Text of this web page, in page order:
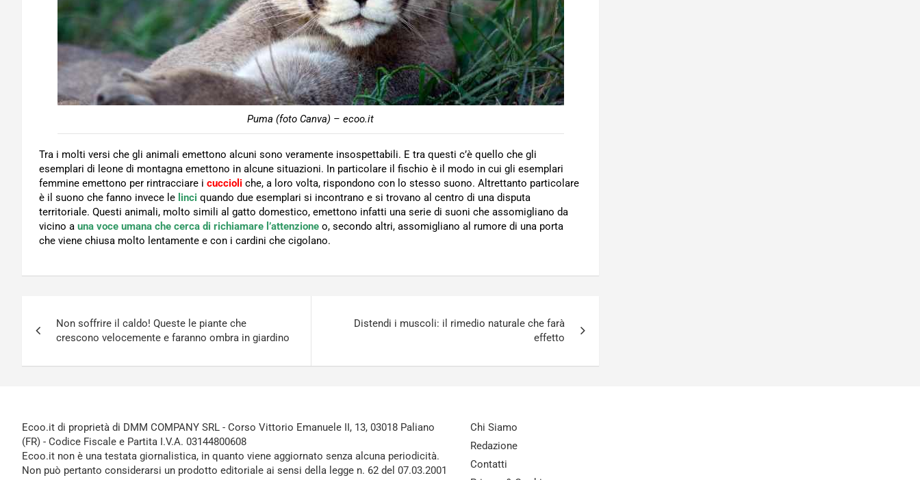
Puma (foto Canva) – ecoo.it
Tra i molti versi che gli animali emettono alcuni sono veramente insospettabili. E tra questi c’è quello che gli
esemplari di leone di montagna emettono in alcune situazioni. In particolare il fischio è il modo in cui gli esemplari
femmine emettono per rintracciare i cuccioli che, a loro volta, rispondono con lo stesso suono. Altrettanto particolare
è il suono che fanno invece le linci quando due esemplari si incontrano e si trovano al centro di una disputa
territoriale. Questi animali, molto simili al gatto domestico, emettono infatti una serie di suoni che assomigliano da
vicino a una voce umana che cerca di richiamare l’attenzione o, secondo altri, assomigliano al rumore di una porta
che viene chiusa molto lentamente e con i cardini che cigolano.
articoli
Non soffrire il caldo! Queste le piante che
crescono velocemente e faranno ombra in giardino
Distendi i muscoli: il rimedio naturale che farà
effetto
Ecoo.it di proprietà di DMM COMPANY SRL - Corso Vittorio Emanuele II, 13, 03018 Paliano
(FR) - Codice Fiscale e Partita I.V.A. 03144800608
Ecoo.it non è una testata giornalistica, in quanto viene aggiornato senza alcuna periodicità.
Non può pertanto considerarsi un prodotto editoriale ai sensi della legge n. 62 del 07.03.2001
Chi Siamo
Redazione
Contatti